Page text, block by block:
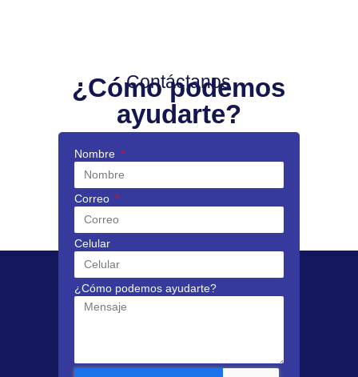
Contáctanos
¿Cómo podemos
ayudarte?
Nombre
Correo
Celular
¿Cómo podemos ayudarte?